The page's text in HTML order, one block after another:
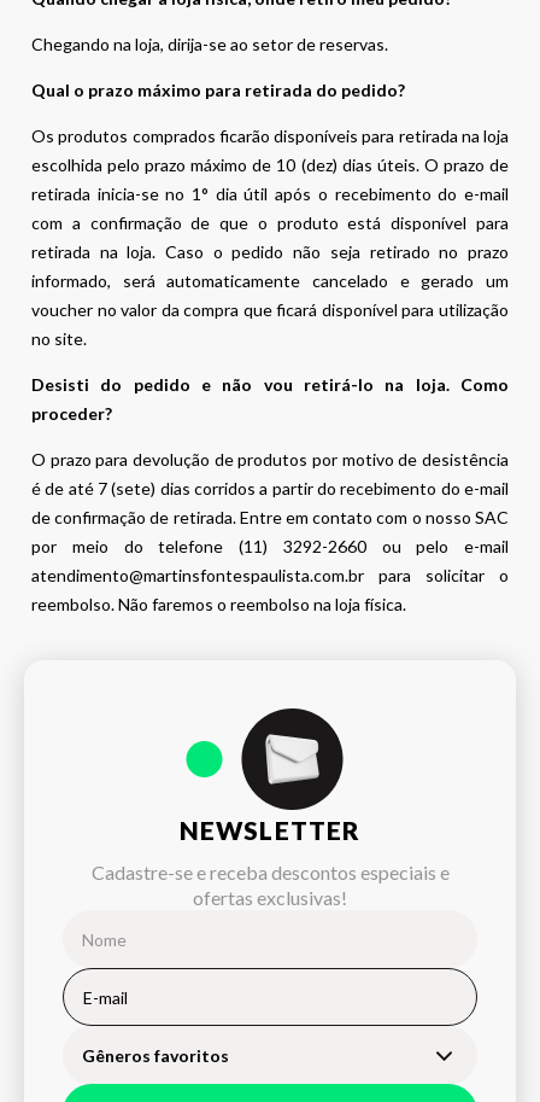
Chegando na loja, dirija-se ao setor de reservas.
Qual o prazo máximo para retirada do pedido?
Os produtos comprados ficarão disponíveis para retirada na loja
escolhida pelo prazo máximo de 10 (dez) dias úteis. O prazo de
retirada inicia-se no 1° dia útil após o recebimento do e-mail
com a confirmação de que o produto está disponível para
retirada na loja. Caso o pedido não seja retirado no prazo
informado, será automaticamente cancelado e gerado um
voucher no valor da compra que ficará disponível para utilização
no site.
Desisti do pedido e não vou retirá-lo na loja. Como
proceder?
O prazo para devolução de produtos por motivo de desistência
é de até 7 (sete) dias corridos a partir do recebimento do e-mail
de confirmação de retirada. Entre em contato com o nosso SAC
por meio do telefone (11) 3292-2660 ou pelo e-mail
atendimento@martinsfontespaulista.com.br para solicitar o
reembolso. Não faremos o reembolso na loja física.
NEWSLETTER
Cadastre-se e receba descontos especiais e
ofertas exclusivas!
Gêneros favoritos